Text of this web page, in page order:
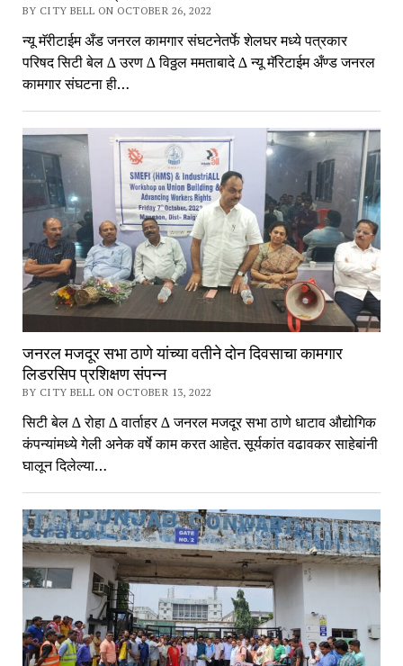
BY CITY BELL ON OCTOBER 26, 2022
न्यू मॅरीटाईम अँड जनरल कामगार संघटनेतर्फे शेलघर मध्ये पत्रकार
परिषद सिटी बेल ∆ उरण ∆ विठ्ठल ममताबादे ∆ न्यू मॅरिटाईम अँण्ड जनरल
कामगार संघटना ही…
जनरल मजदूर सभा ठाणे यांच्या वतीने दोन दिवसाचा कामगार
लिडरसिप प्रशिक्षण संपन्न
BY CITY BELL ON OCTOBER 13, 2022
सिटी बेल ∆ रोहा ∆ वार्ताहर ∆ जनरल मजदूर सभा ठाणे धाटाव औद्योगिक
कंपन्यांमध्ये गेली अनेक वर्षे काम करत आहेत. सूर्यकांत वढावकर साहेबांनी
घालून दिलेल्या…